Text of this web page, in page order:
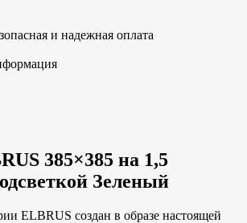
и надежная оплата
385×385 на 1,5
Зеленый
ELBRUS создан в образе настоящей